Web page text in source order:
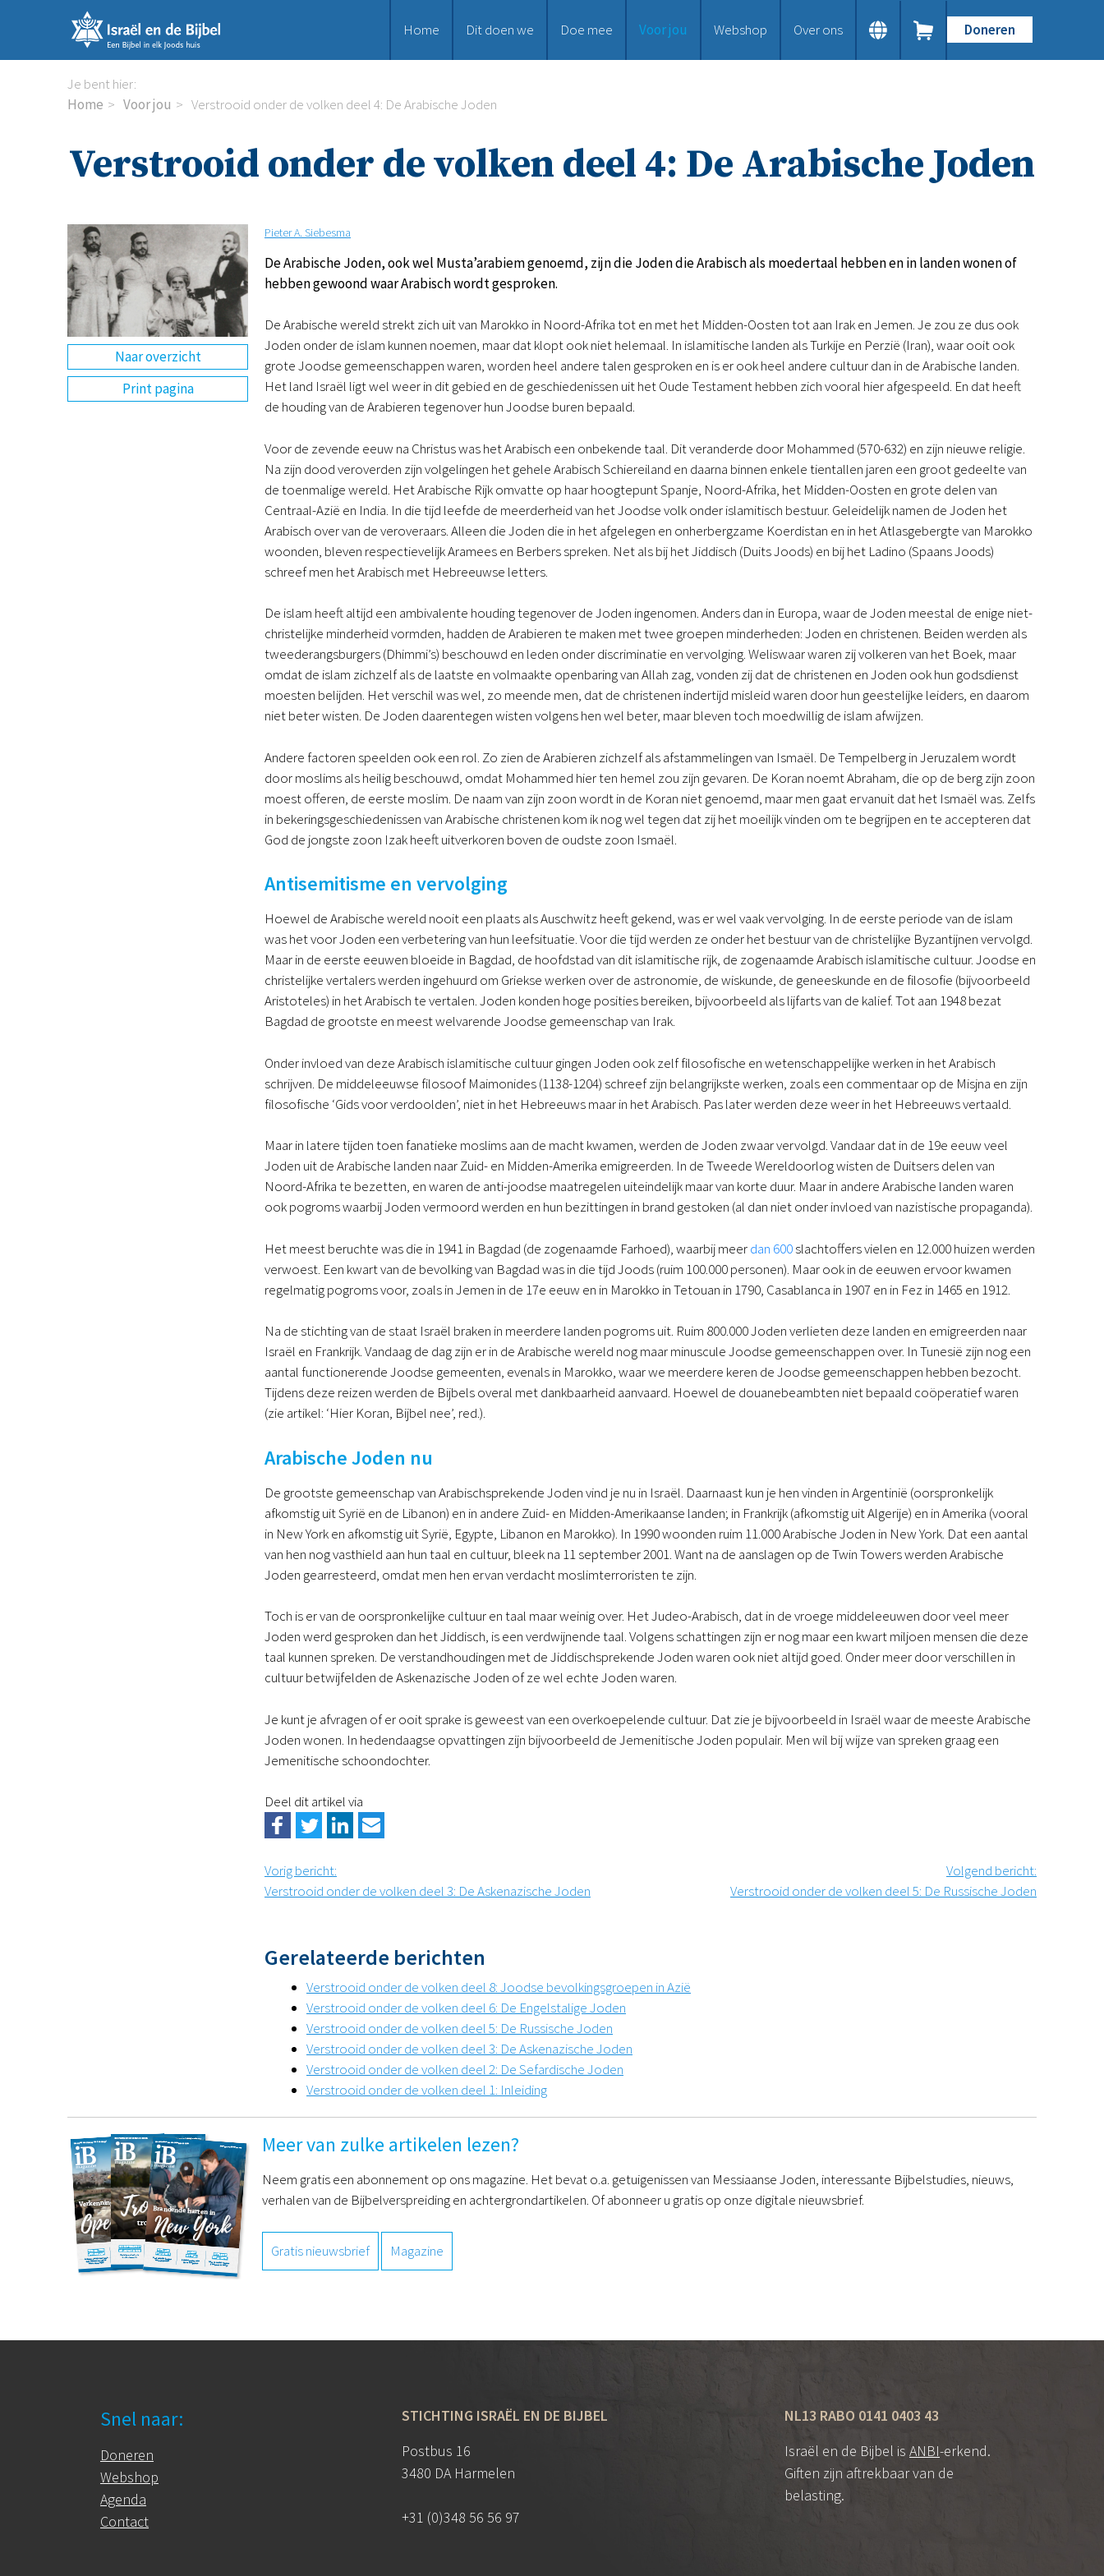
Spring
Home Dit doen we Doe mee Voor jou Webshop Over ons Doneren
Je bent hier:
Home
Voor jou Verstrooid onder de volken deel 4: De Arabische Joden
Verstrooid onder de volken deel 4: De Arabische Joden
Naar overzicht
Print pagina
Pieter A. Siebesma
De Arabische Joden, ook wel Musta’arabiem genoemd, zijn die Joden die Arabisch als moedertaal hebben en in landen wonen of
hebben gewoond waar Arabisch wordt gesproken.
De Arabische wereld strekt zich uit van Marokko in Noord-Afrika tot en met het Midden-Oosten tot aan Irak en Jemen. Je zou ze dus ook
Joden onder de islam kunnen noemen, maar dat klopt ook niet helemaal. In islamitische landen als Turkije en Perzië (Iran), waar ooit ook
grote Joodse gemeenschappen waren, worden heel andere talen gesproken en is er ook heel andere cultuur dan in de Arabische landen.
Het land Israël ligt wel weer in dit gebied en de geschiedenissen uit het Oude Testament hebben zich vooral hier afgespeeld. En dat heeft
de houding van de Arabieren tegenover hun Joodse buren bepaald.
Voor de zevende eeuw na Christus was het Arabisch een onbekende taal. Dit veranderde door Mohammed (570-632) en zijn nieuwe religie.
Na zijn dood veroverden zijn volgelingen het gehele Arabisch Schiereiland en daarna binnen enkele tientallen jaren een groot gedeelte van
de toenmalige wereld. Het Arabische Rijk omvatte op haar hoogtepunt Spanje, Noord-Afrika, het Midden-Oosten en grote delen van
Centraal-Azië en India. In die tijd leefde de meerderheid van het Joodse volk onder islamitisch bestuur. Geleidelijk namen de Joden het
Arabisch over van de veroveraars. Alleen die Joden die in het afgelegen en onherbergzame Koerdistan en in het Atlasgebergte van Marokko
woonden, bleven respectievelijk Aramees en Berbers spreken. Net als bij het Jiddisch (Duits Joods) en bij het Ladino (Spaans Joods)
schreef men het Arabisch met Hebreeuwse letters.
De islam heeft altijd een ambivalente houding tegenover de Joden ingenomen. Anders dan in Europa, waar de Joden meestal de enige niet-
christelijke minderheid vormden, hadden de Arabieren te maken met twee groepen minderheden: Joden en christenen. Beiden werden als
tweederangsburgers (Dhimmi’s) beschouwd en leden onder discriminatie en vervolging. Weliswaar waren zij volkeren van het Boek, maar
omdat de islam zichzelf als de laatste en volmaakte openbaring van Allah zag, vonden zij dat de christenen en Joden ook hun godsdienst
moesten belijden. Het verschil was wel, zo meende men, dat de christenen indertijd misleid waren door hun geestelijke leiders, en daarom
niet beter wisten. De Joden daarentegen wisten volgens hen wel beter, maar bleven toch moedwillig de islam afwijzen.
Andere factoren speelden ook een rol. Zo zien de Arabieren zichzelf als afstammelingen van Ismaël. De Tempelberg in Jeruzalem wordt
door moslims als heilig beschouwd, omdat Mohammed hier ten hemel zou zijn gevaren. De Koran noemt Abraham, die op de berg zijn zoon
moest offeren, de eerste moslim. De naam van zijn zoon wordt in de Koran niet genoemd, maar men gaat ervanuit dat het Ismaël was. Zelfs
in bekeringsgeschiedenissen van Arabische christenen kom ik nog wel tegen dat zij het moeilijk vinden om te begrijpen en te accepteren dat
God de jongste zoon Izak heeft uitverkoren boven de oudste zoon Ismaël.
Antisemitisme en vervolging
Hoewel de Arabische wereld nooit een plaats als Auschwitz heeft gekend, was er wel vaak vervolging. In de eerste periode van de islam
was het voor Joden een verbetering van hun leefsituatie. Voor die tijd werden ze onder het bestuur van de christelijke Byzantijnen vervolgd.
Maar in de eerste eeuwen bloeide in Bagdad, de hoofdstad van dit islamitische rijk, de zogenaamde Arabisch islamitische cultuur. Joodse en
christelijke vertalers werden ingehuurd om Griekse werken over de astronomie, de wiskunde, de geneeskunde en de filosofie (bijvoorbeeld
Aristoteles) in het Arabisch te vertalen. Joden konden hoge posities bereiken, bijvoorbeeld als lijfarts van de kalief. Tot aan 1948 bezat
Bagdad de grootste en meest welvarende Joodse gemeenschap van Irak.
Onder invloed van deze Arabisch islamitische cultuur gingen Joden ook zelf filosofische en wetenschappelijke werken in het Arabisch
schrijven. De middeleeuwse filosoof Maimonides (1138-1204) schreef zijn belangrijkste werken, zoals een commentaar op de Misjna en zijn
filosofische ‘Gids voor verdoolden’, niet in het Hebreeuws maar in het Arabisch. Pas later werden deze weer in het Hebreeuws vertaald.
Maar in latere tijden toen fanatieke moslims aan de macht kwamen, werden de Joden zwaar vervolgd. Vandaar dat in de 19e eeuw veel
Joden uit de Arabische landen naar Zuid- en Midden-Amerika emigreerden. In de Tweede Wereldoorlog wisten de Duitsers delen van
Noord-Afrika te bezetten, en waren de anti-joodse maatregelen uiteindelijk maar van korte duur. Maar in andere Arabische landen waren
ook pogroms waarbij Joden vermoord werden en hun bezittingen in brand gestoken (al dan niet onder invloed van nazistische propaganda).
Het meest beruchte was die in 1941 in Bagdad (de zogenaamde Farhoed), waarbij meerdan 600slachtoffers vielen en 12.000 huizen werden
verwoest. Een kwart van de bevolking van Bagdad was in die tijd Joods (ruim 100.000 personen). Maar ook in de eeuwen ervoor kwamen
regelmatig pogroms voor, zoals in Jemen in de 17e eeuw en in Marokko in Tetouan in 1790, Casablanca in 1907 en in Fez in 1465 en 1912.
Na de stichting van de staat Israël braken in meerdere landen pogroms uit. Ruim 800.000 Joden verlieten deze landen en emigreerden naar
Israël en Frankrijk. Vandaag de dag zijn er in de Arabische wereld nog maar minuscule Joodse gemeenschappen over. In Tunesië zijn nog een
aantal functionerende Joodse gemeenten, evenals in Marokko, waar we meerdere keren de Joodse gemeenschappen hebben bezocht.
Tijdens deze reizen werden de Bijbels overal met dankbaarheid aanvaard. Hoewel de douanebeambten niet bepaald coöperatief waren
(zie artikel: ‘Hier Koran, Bijbel nee’, red.).
Arabische Joden nu
De grootste gemeenschap van Arabischsprekende Joden vind je nu in Israël. Daarnaast kun je hen vinden in Argentinië (oorspronkelijk
afkomstig uit Syrië en de Libanon) en in andere Zuid- en Midden-Amerikaanse landen; in Frankrijk (afkomstig uit Algerije) en in Amerika (vooral
in New York en afkomstig uit Syrië, Egypte, Libanon en Marokko). In 1990 woonden ruim 11.000 Arabische Joden in New York. Dat een aantal
van hen nog vasthield aan hun taal en cultuur, bleek na 11 september 2001. Want na de aanslagen op de Twin Towers werden Arabische
Joden gearresteerd, omdat men hen ervan verdacht moslimterroristen te zijn.
Toch is er van de oorspronkelijke cultuur en taal maar weinig over. Het Judeo-Arabisch, dat in de vroege middeleeuwen door veel meer
Joden werd gesproken dan het Jiddisch, is een verdwijnende taal. Volgens schattingen zijn er nog maar een kwart miljoen mensen die deze
taal kunnen spreken. De verstandhoudingen met de Jiddischsprekende Joden waren ook niet altijd goed. Onder meer door verschillen in
cultuur betwijfelden de Askenazische Joden of ze wel echte Joden waren.
Je kunt je afvragen of er ooit sprake is geweest van een overkoepelende cultuur. Dat zie je bijvoorbeeld in Israël waar de meeste Arabische
Joden wonen. In hedendaagse opvattingen zijn bijvoorbeeld de Jemenitische Joden populair. Men wil bij wijze van spreken graag een
Jemenitische schoondochter.
Deel dit artikel via
Vorig bericht:
Verstrooid onder de volken deel 3: De Askenazische Joden
Volgend bericht:
Verstrooid onder de volken deel 5: De Russische Joden
Gerelateerde berichten
Verstrooid onder de volken deel 8: Joodse bevolkingsgroepen in Azië
Verstrooid onder de volken deel 6: De Engelstalige Joden
Verstrooid onder de volken deel 5: De Russische Joden
Verstrooid onder de volken deel 3: De Askenazische Joden
Verstrooid onder de volken deel 2: De Sefardische Joden
Verstrooid onder de volken deel 1: Inleiding
Meer van zulke artikelen lezen?
Neem gratis een abonnement op ons magazine. Het bevat o.a. getuigenissen van Messiaanse Joden, interessante Bijbelstudies, nieuws,
verhalen van de Bijbelverspreiding en achtergrondartikelen. Of abonneer u gratis op onze digitale nieuwsbrief.
Gratis nieuwsbrief Magazine
Snel naar:
Doneren
Webshop
Agenda
Contact
STICHTING ISRAËL EN DE BIJBEL
Postbus 16
3480 DA Harmelen
+31 (0)348 56 56 97
NL13 RABO 0141 0403 43
Israël en de Bijbel is ANBI-erkend.
Giften zijn aftrekbaar van de
belasting.
Samenwerken en toerusten
Humanitaire hulp
Doneer
Nodig ons uit
Voor jou
Kennisbank
Podcast
Agenda
Kinderwerk
Jongerenwerk
Het Studiehuis (cursus)
Webshop
Over ons
Actueel
ANBI
Veelgestelde vragen
Contact
Doneren